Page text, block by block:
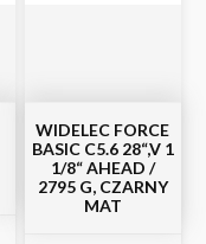
WIDELEC FORCE
BASIC C5.6 28“,V 1
1/8“ AHEAD /
2795 G, CZARNY
MAT